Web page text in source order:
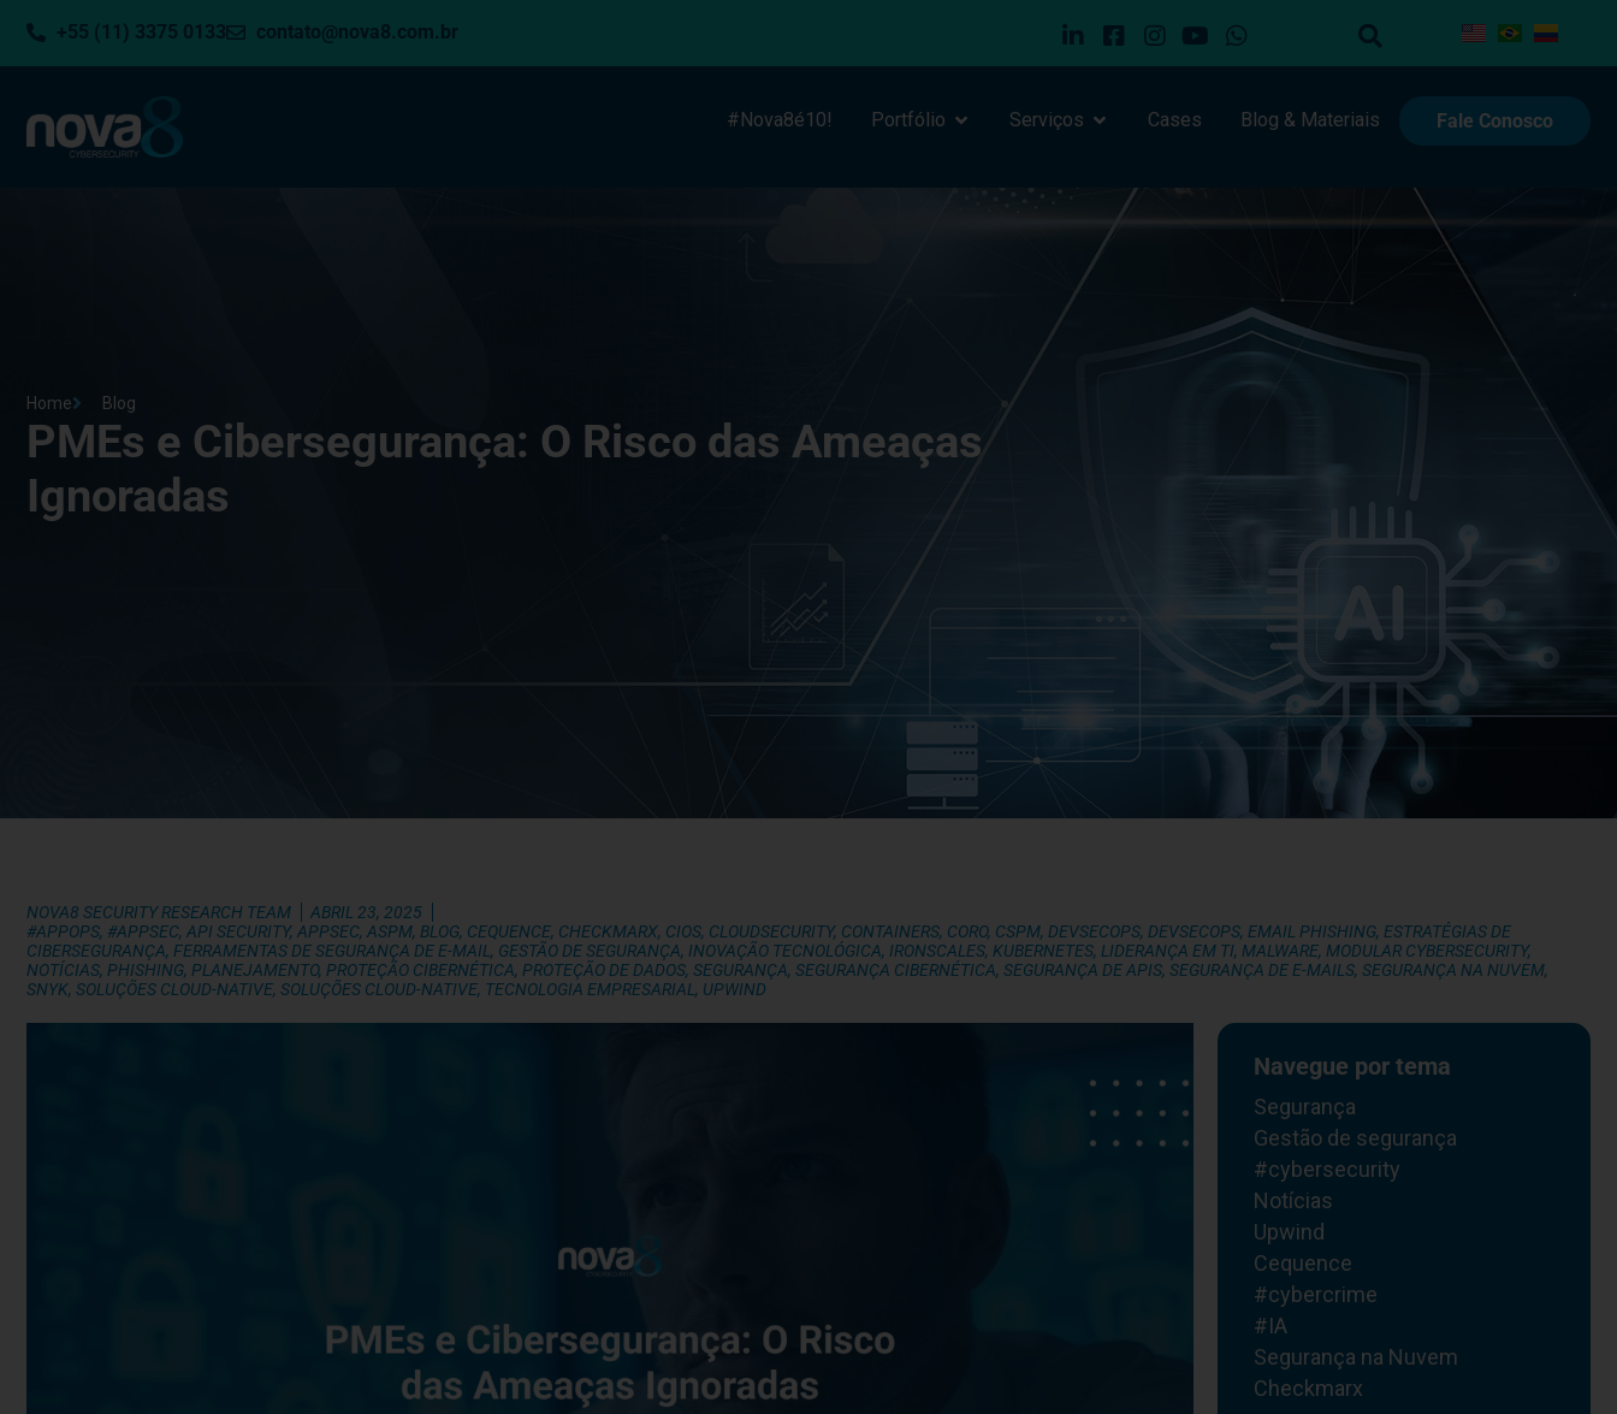
+55 (11) 3375 0133 contato@nova8.com.br
#Nova8é10! Portfólio Serviços Cases Blog & Materiais Fale Conosco
Home Blog
PMEs e Cibersegurança: O Risco das Ameaças
Ignoradas
NOVA8 SECURITY RESEARCH TEAM
ABRIL 23, 2025
#APPOPS, #APPSEC, API SECURITY, APPSEC, ASPM, BLOG, CEQUENCE, CHECKMARX, CIOS, CLOUDSECURITY, CONTAINERS, CORO, CSPM, DEVSECOPS, DEVSECOPS, EMAIL PHISHING, ESTRATÉGIAS DE
CIBERSEGURANÇA, FERRAMENTAS DE SEGURANÇA DE E-MAIL , GESTÃO DE SEGURANÇA, INOVAÇÃO TECNOLÓGICA, IRONSCALES, KUBERNETES, LIDERANÇA EM TI, MALWARE, MODULAR CYBERSECURITY,
NOTÍCIAS, PHISHING, PLANEJAMENTO, PROTEÇÃO CIBERNÉTICA, PROTEÇÃO DE DADOS, SEGURANÇA, SEGURANÇA CIBERNÉTICA, SEGURANÇA DE APIS, SEGURANÇA DE E-MAILS, SEGURANÇA NA NUVEM,
SNYK, SOLUÇÕES CLOUD-NATIVE, SOLUÇÕES CLOUD-NATIVE, TECNOLOGIA EMPRESARIAL , UPWIND
Navegue por tema
Segurança
Gestão de segurança
#cybersecurity
Notícias
Upwind
Cequence
#cybercrime
#IA
Segurança na Nuvem
Checkmarx